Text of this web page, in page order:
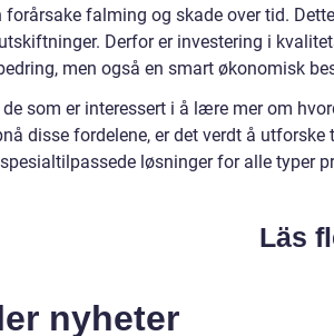
forårsake falming og skade over tid.
Derfor er investering i
men også en smart økonomisk
de som er interessert i å lære mer om
disse fordelene, er det verdt å
løsninger for alle typer
Läs
nyheter